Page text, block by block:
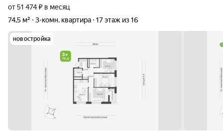
от 51 474 ₽ в месяц
74,5 м²
3-комн. квартира 17 этаж из 16
новостройка